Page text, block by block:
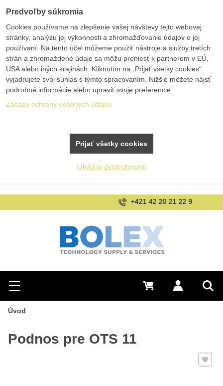
Hľadať
Menu Prihlásiť sa
0 €
+421 42 20 21 22 9
Úvod
Podnos pre OTS 11
Pridať
Predvoľby súkromia
Cookies používame na zlepšenie vašej návštevy tejto webovej
stránky, analýzu jej výkonnosti a zhromažďovanie údajov o jej
používaní. Na tento účel môžeme použiť nástroje a služby tretích
strán a zhromaždené údaje sa môžu preniesť k partnerom v EÚ,
USA alebo iných krajinách. Kliknutím na „Prijať všetky cookies“
vyjadrujete svoj súhlas s týmto spracovaním. Nižšie môžete nájsť
podrobné informácie alebo upraviť svoje preferencie.
Zásady ochrany osobných údajov
Ukázať podrobnosti
Prijať všetky cookies